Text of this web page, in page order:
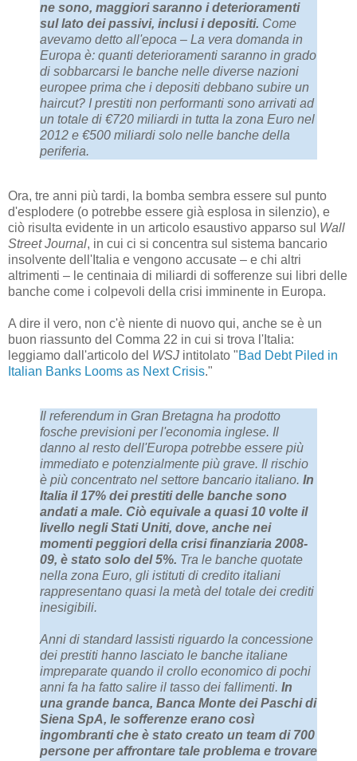
ne sono, maggiori saranno i deterioramenti
sul lato dei passivi, inclusi i depositi. Come
avevamo detto all'epoca – La vera domanda in
Europa è: quanti deterioramenti saranno in grado
di sobbarcarsi le banche nelle diverse nazioni
europee prima che i depositi debbano subire un
haircut? I prestiti non performanti sono arrivati ad
un totale di €720 miliardi in tutta la zona Euro nel
2012 e €500 miliardi solo nelle banche della
periferia.
Ora, tre anni più tardi, la bomba sembra essere sul punto
d'esplodere (o potrebbe essere già esplosa in silenzio), e
ciò risulta evidente in un articolo esaustivo apparso sul Wall
Street Journal, in cui ci si concentra sul sistema bancario
insolvente dell'Italia e vengono accusate – e chi altri
altrimenti – le centinaia di miliardi di sofferenze sui libri delle
banche come i colpevoli della crisi imminente in Europa.
A dire il vero, non c'è niente di nuovo qui, anche se è un
buon riassunto del Comma 22 in cui si trova l'Italia:
leggiamo dall'articolo del WSJ intitolato "Bad Debt Piled in
Italian Banks Looms as Next Crisis."
Il referendum in Gran Bretagna ha prodotto
fosche previsioni per l'economia inglese. Il
danno al resto dell'Europa potrebbe essere più
immediato e potenzialmente più grave. Il rischio
è più concentrato nel settore bancario italiano. In
Italia il 17% dei prestiti delle banche sono
andati a male. Ciò equivale a quasi 10 volte il
livello negli Stati Uniti, dove, anche nei
momenti peggiori della crisi finanziaria 2008-
09, è stato solo del 5%. Tra le banche quotate
nella zona Euro, gli istituti di credito italiani
rappresentano quasi la metà del totale dei crediti
inesigibili.
Anni di standard lassisti riguardo la concessione
dei prestiti hanno lasciato le banche italiane
impreparate quando il crollo economico di pochi
anni fa ha fatto salire il tasso dei fallimenti. In
una grande banca, Banca Monte dei Paschi di
Siena SpA, le sofferenze erano così
ingombranti che è stato creato un team di 700
persone per affrontare tale problema e trovare